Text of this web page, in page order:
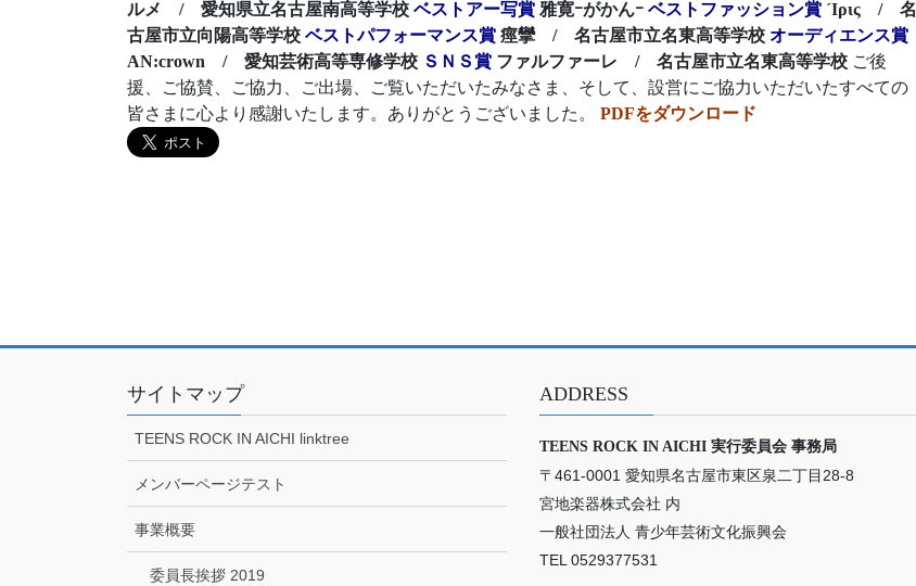
ルメ / 愛知県立名古屋南高等学校 ベストアー写賞 雅寛ｰがかんｰ ベストファッション賞 ´Ιρις / 名
古屋市立向陽高等学校 ベストパフォーマンス賞 痙攣 / 名古屋市立名東高等学校 オーディエンス賞
AN:crown / 愛知芸術高等専修学校 ＳＮＳ賞 ファルファーレ / 名古屋市立名東高等学校 ご後
援、ご協賛、ご協力、ご出場、ご覧いただいたみなさま、そして、設営にご協力いただいたすべての
皆さまに心より感謝いたします。ありがとうございました。 PDFをダウンロード
サイトマップ
TEENS ROCK IN AICHI linktree
メンバーページテスト
事業概要
委員長挨拶 2019
ADDRESS
TEENS ROCK IN AICHI 実行委員会 事務局
〒461-0001 愛知県名古屋市東区泉二丁目28-8
宮地楽器株式会社 内
一般社団法人 青少年芸術文化振興会
TEL 0529377531